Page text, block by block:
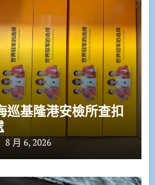
巡基隆港安檢所查扣
8 月 6, 2026